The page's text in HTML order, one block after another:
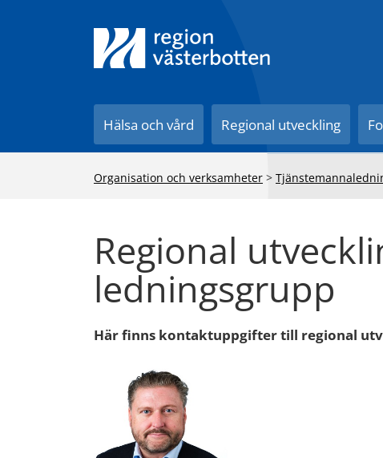
Hälsa och vård Regional utveckling
Organisation och verksamheter >
Regional
ledningsgrupp
Här finns kontaktuppgifter till regional